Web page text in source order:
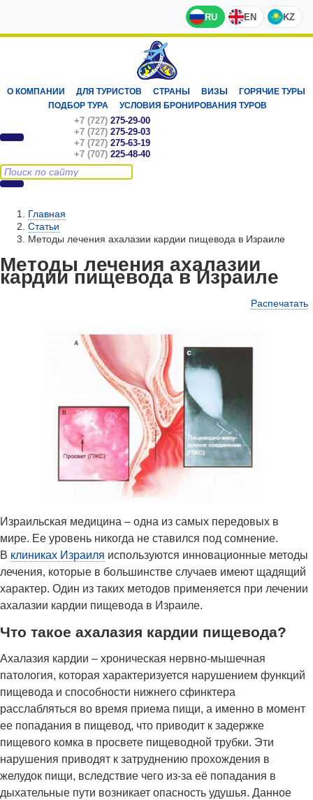
RU EN KZ
О КОМПАНИИ ДЛЯ ТУРИСТОВ СТРАНЫ ВИЗЫ
ГОРЯЧИЕ ТУРЫ
ПОДБОР ТУРА
УСЛОВИЯ БРОНИРОВАНИЯ ТУРОВ
+7 (727) 275-29-00
+7 (727) 275-29-03
+7 (727) 275-63-19
+7 (707) 225-48-40
Главная
Статьи
Методы лечения ахалазии кардии пищевода в Израиле
Методы лечения ахалазии
кардии пищевода в Израиле
Распечатать
Израильская медицина – одна из самых передовых в
мире. Ее уровень никогда не ставился под сомнение.
В клиниках Израиля используются инновационные методы
лечения, которые в большинстве случаев имеют щадящий
характер. Один из таких методов применяется при лечении
ахалазии кардии пищевода в Израиле.
Что такое ахалазия кардии пищевода?
Ахалазия кардии – хроническая нервно-мышечная
патология, которая характеризуется нарушением функций
пищевода и способности нижнего сфинктера
расслабляться во время приема пищи, а именно в момент
ее попадания в пищевод, что приводит к задержке
пищевого комка в просвете пищеводной трубки. Эти
нарушения приводят к затруднению прохождения в
желудок пищи, вследствие чего из-за её попадания в
дыхательные пути возникает опасность удушья. Данное